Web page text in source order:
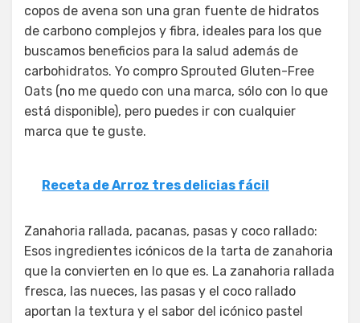
copos de avena son una gran fuente de hidratos
de carbono complejos y fibra, ideales para los que
buscamos beneficios para la salud además de
carbohidratos. Yo compro Sprouted Gluten-Free
Oats (no me quedo con una marca, sólo con lo que
está disponible), pero puedes ir con cualquier
marca que te guste.
Receta de Arroz tres delicias fácil
Zanahoria rallada, pacanas, pasas y coco rallado:
Esos ingredientes icónicos de la tarta de zanahoria
que la convierten en lo que es. La zanahoria rallada
fresca, las nueces, las pasas y el coco rallado
aportan la textura y el sabor del icónico pastel